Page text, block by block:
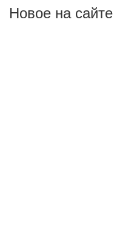
Новое на сайте